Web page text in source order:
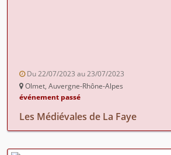
Du 22/07/2023 au 23/07/2023
Olmet, Auvergne-Rhône-Alpes
événement passé
Les Médiévales de La Faye